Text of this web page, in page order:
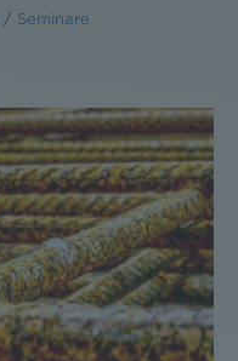
/ Seminare